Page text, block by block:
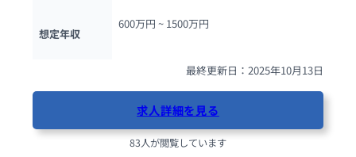
想定年収
600万円 ~ 1500万円
最終更新日：2025年10月13日
求人詳細を見る
83人が閲覧しています